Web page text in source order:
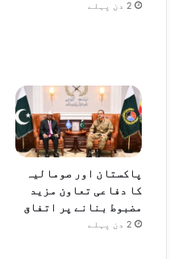
2 دن پہلے
پاکستان اور صومالیہ
کا دفاعی تعاون مزید
مضبوط بنانے پر اتفاق
2 دن پہلے